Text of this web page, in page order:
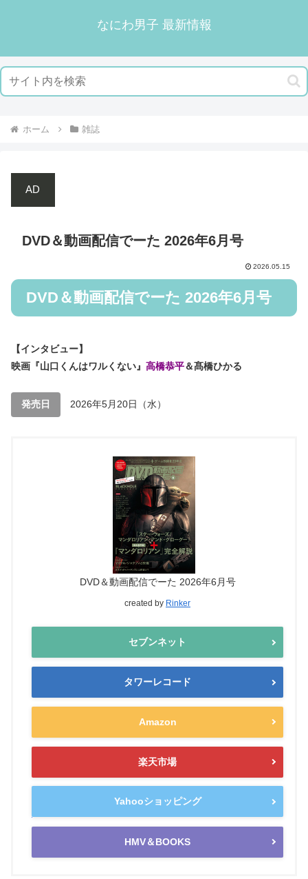
なにわ男子 最新情報
ホーム 雑誌
AD
DVD＆動画配信でーた 2026年6月号
2026.05.15
DVD＆動画配信でーた 2026年6月号
【インタビュー】
映画『山口くんはワルくない』 高橋恭平＆髙橋ひかる
発売日 2026年5月20日（水）
DVD＆動画配信でーた 2026年6月号
created by Rinker
セブンネット
タワーレコード
Amazon
楽天市場
Yahooショッピング
HMV＆BOOKS